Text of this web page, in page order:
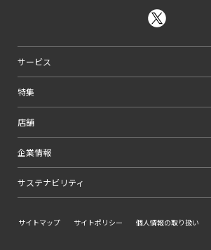
サービス
特集
店舗
企業情報
サステナビリティ
サイトマップ サイトポリシー 個人情報の取り扱い